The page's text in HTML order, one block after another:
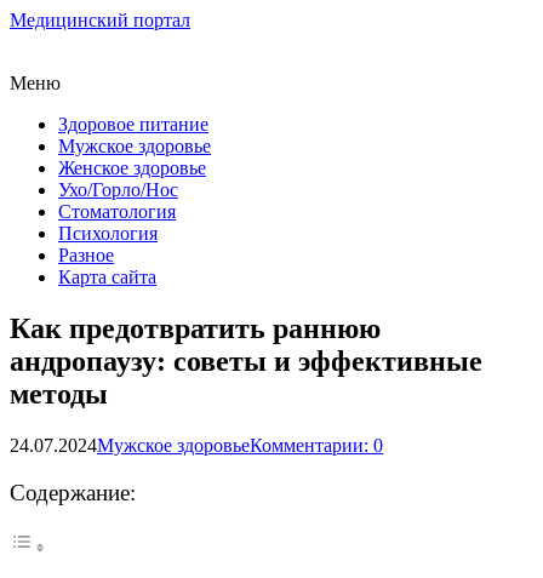
Медицинский портал
Меню
Здоровое питание
Мужское здоровье
Женское здоровье
Ухо/Горло/Нос
Стоматология
Психология
Разное
Карта сайта
Как предотвратить раннюю
андропаузу: советы и эффективные
методы
24.07.2024Мужское здоровьеКомментарии: 0
Содержание: